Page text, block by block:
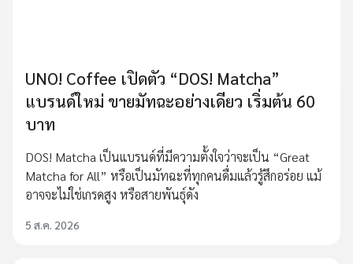
UNO! Coffee เปิดตัว “DOS! Matcha”
แบรนด์ใหม่ ขายมัทฉะอย่างเดียว เริ่มต้น 60
บาท
DOS! Matcha เป็นแบรนด์ที่มีความตั้งใจว่าจะเป็น “Great
Matcha for All” หรือเป็นมัทฉะที่ทุกคนดื่มแล้วรู้สึกอร่อย แม้
อาจจะไม่ใช่เกรดสูง หรือสายพันธุ์ดัง
5 ส.ค. 2026